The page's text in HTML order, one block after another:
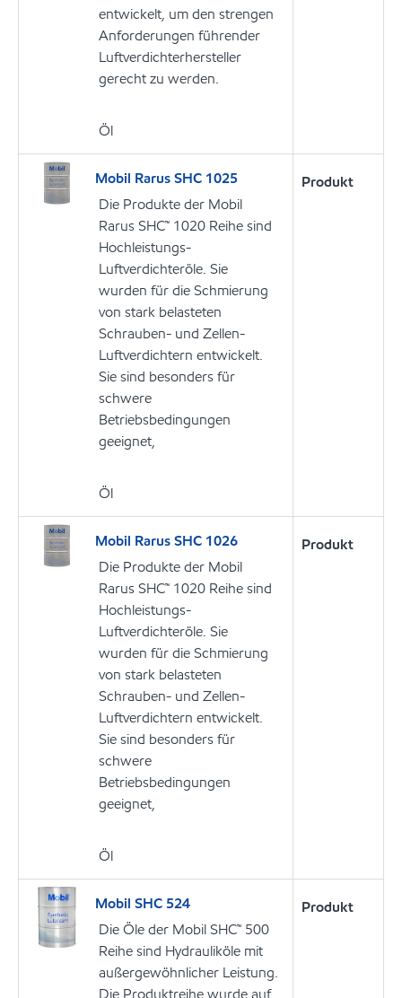
entwickelt, um den strengen
Anforderungen führender
Luftverdichterhersteller
gerecht zu werden.
Öl
Mobil Rarus SHC 1025
Die Produkte der Mobil
Rarus SHC™ 1020 Reihe sind
Hochleistungs-
Luftverdichteröle. Sie
wurden für die Schmierung
von stark belasteten
Schrauben- und Zellen-
Luftverdichtern entwickelt.
Sie sind besonders für
schwere
Betriebsbedingungen
geeignet,
Öl
Produkt
Mobil Rarus SHC 1026
Die Produkte der Mobil
Rarus SHC™ 1020 Reihe sind
Hochleistungs-
Luftverdichteröle. Sie
wurden für die Schmierung
von stark belasteten
Schrauben- und Zellen-
Luftverdichtern entwickelt.
Sie sind besonders für
schwere
Betriebsbedingungen
geeignet,
Öl
Produkt
Mobil SHC 524
Die Öle der Mobil SHC™ 500
Reihe sind Hydrauliköle mit
außergewöhnlicher Leistung.
Die Produktreihe wurde auf
Produkt